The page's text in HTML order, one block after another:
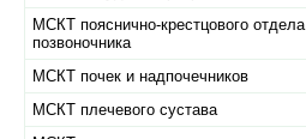
МСКТ пояснично-крестцового отдела
позвоночника
МСКТ почек и надпочечников
МСКТ плечевого сустава